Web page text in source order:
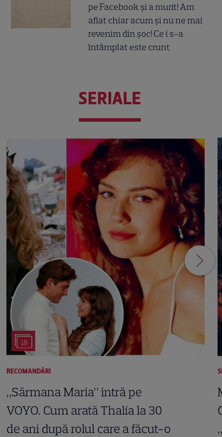
pe Facebook și a murit! Am
aflat chiar acum și nu ne mai
revenim din șoc! Ce i s-a
întâmplat este crunt
SERIALE
18
RECOMANDĂRI
„Sărmana Maria” intră pe
VOYO. Cum arată Thalía la 30
de ani după rolul care a făcut-o